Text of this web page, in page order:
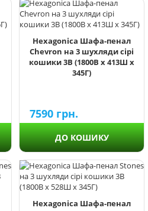
Hexagonica Шафа-пенал
Chevron на 3 шухляди сірі
кошики 3В (1800В х 413Ш х
345Г)
7590 грн.
ДО КОШИКУ
Hexagonica Шафа-пенал